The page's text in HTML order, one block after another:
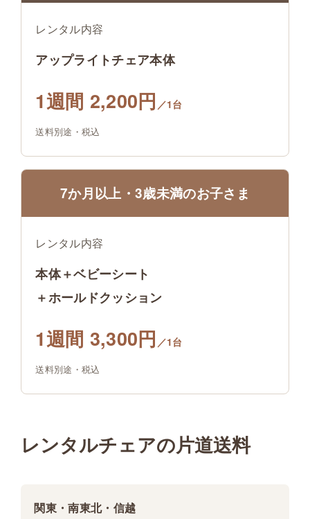
レンタル内容
アップライトチェア本体
1週間 2,200円 ／1台
送料別途・税込
7か月以上・3歳未満のお子さま
レンタル内容
本体＋ベビーシート
＋ホールドクッション
1週間 3,300円 ／1台
送料別途・税込
レンタルチェアの片道送料
関東・南東北・信越